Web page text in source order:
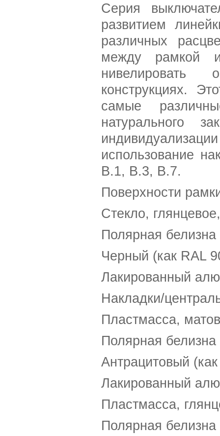
Серия
развитием
различных
между рамкой и
нивелировать
конструкциях.
самые
натурального
использование
B.1, B.3, B.7.
Поверхности
Стекло,
Полярная
Черный (как RAL
Лакированный
Накладки/
Пластмасса,
Полярная
Антрацитовый
Лакированный
Пластмасса,
Полярная